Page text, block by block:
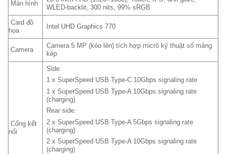
Màn hình
WLED-backlit, 300 nits, 99% sRGB
Card đồ
họa
Intel UHD Graphics 770
Camera
Camera 5 MP (kéo lên) tích hợp micrô kỹ thuật số mảng
kép
Cổng kết
nối
Side:
1 x SuperSpeed USB Type-C 10Gbps signaling rate
1 x SuperSpeed USB Type-A 10Gbps signaling rate
(charging)
Rear side:
2 x SuperSpeed USB Type-A 5Gbps signaling rate
(charging)
2 x SuperSpeed USB Type-A 10Gbps signaling rate
(charging)